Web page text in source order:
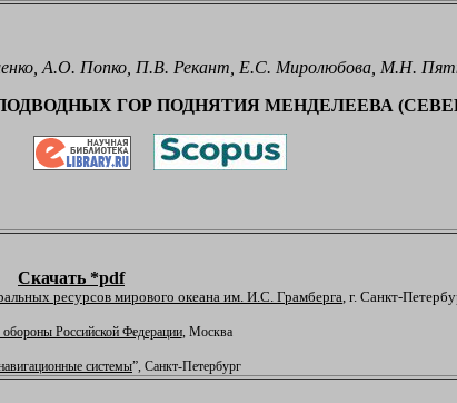
А.О. Попко, П.В. Рекант, Е.С. Миролюбова, М.Н.
ГОР ПОДНЯТИЯ МЕНДЕЛЕЕВА
Скачать *pdf
ресурсов мирового океана им. И.С. Грамберга, г. Санкт-
Российской Федерации, Москва
системы”, Санкт-Петербург